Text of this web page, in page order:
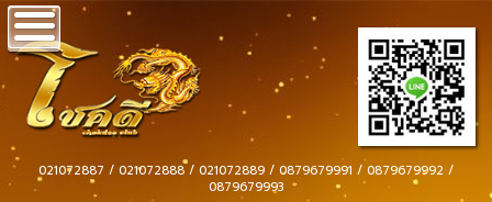
021072887 / 021072888 / 021072889 / 0879679991 / 0879679992 /
0879679993